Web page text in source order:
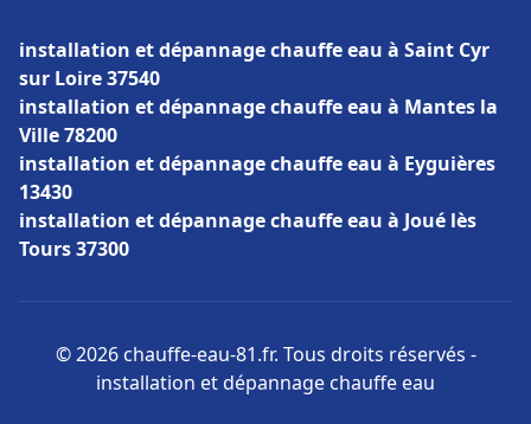
installation et dépannage chauffe eau à Saint Cyr
sur Loire 37540
installation et dépannage chauffe eau à Mantes la
Ville 78200
installation et dépannage chauffe eau à Eyguières
13430
installation et dépannage chauffe eau à Joué lès
Tours 37300
© 2026 chauffe-eau-81.fr. Tous droits réservés -
installation et dépannage chauffe eau